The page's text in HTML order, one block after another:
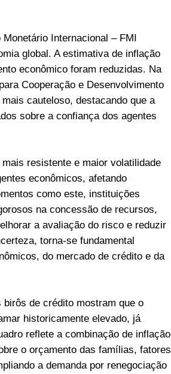
Internacional – FMI
global. A estimativa de inflação
econômico foram reduzidas. Na
Cooperação e Desenvolvimento
cauteloso, destacando que a
sobre a confiança dos agentes
resistente e maior volatilidade
econômicos, afetando
como este, instituições
na concessão de recursos,
a avaliação do risco e reduzir
torna-se fundamental
do mercado de crédito e da
de crédito mostram que o
historicamente elevado, já
reflete a combinação de inflação
o orçamento das famílias, fatores
a demanda por renegociação